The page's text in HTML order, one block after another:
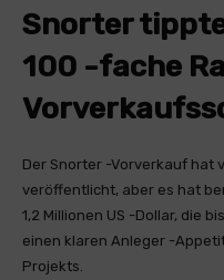
Snorter
100 -fache
Der Snorter -Vorverkauf hat
veröffentlicht, aber es hat
1,2 Millionen US -Dollar, die
einen klaren Anleger -
Projekts.